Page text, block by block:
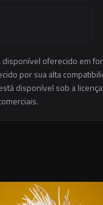
oferecido em
por sua alta
disponível sob a